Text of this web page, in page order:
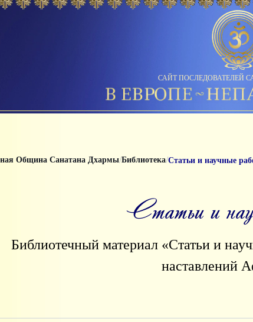
САЙТ ПОСЛЕДОВАТЕЛЕЙ
Община Санатана Дхармы/Библиотека/Статьи и научные
Статьи и
Библиотечный материал «Статьи и
наставлений